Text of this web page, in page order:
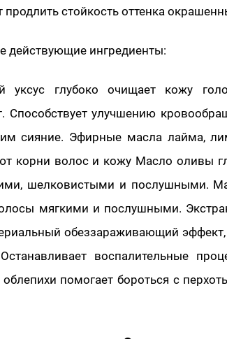
продлить стойкость оттенка
действующие ингредиенты:
уксус глубоко очищает кожу
Способствует улучшению
сияние. Эфирные масла лайма,
корни волос и кожу Масло оливы
шелковистыми и послушными.
мягкими и послушными.
обеззараживающий
воспалительные
облепихи помогает бороться с